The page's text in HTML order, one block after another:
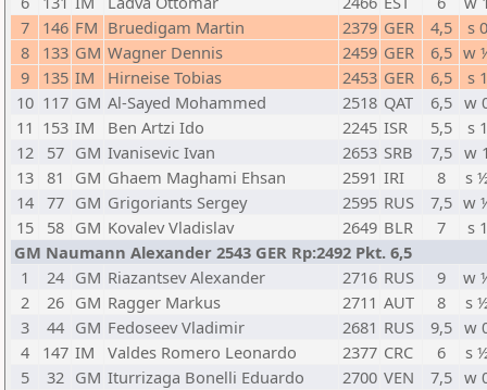
7
146 FM Bruedigam Martin 2379 GER 4,5
s 0
8
133 GM Wagner Dennis 2459 GER 6,5 w
9
135 IM Hirneise Tobias 2453 GER 6,5
s 1
10 117 GM Al-Sayed Mohammed 2518 QAT 6,5 w
11 153 IM Ben Artzi Ido 2245 ISR 5,5
s 1
12
57 GM Ivanisevic Ivan 2653 SRB 7,5 w
13 81 GM Ghaem Maghami Ehsan 2591 IRI 8
s
14 77 GM Grigoriants Sergey 2595 RUS 7,5 w
15
58 GM Kovalev Vladislav 2649 BLR 7
s 1
GM Naumann Alexander 2543 GER Rp:2492 Pkt. 6,5
1
24 GM Riazantsev Alexander 2716 RUS 9
w
2
26 GM Ragger Markus 2711 AUT 8
s
3
44 GM Fedoseev Vladimir 2681 RUS 9,5 w
4
147 IM Valdes Romero Leonardo 2377 CRC 6
s
5
32 GM Iturrizaga Bonelli Eduardo 2700 VEN 7,5 w